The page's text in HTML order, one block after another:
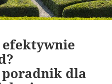
poradnik dla